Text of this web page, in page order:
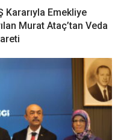
Kararıyla Emekliye
Murat Ataç’tan Veda